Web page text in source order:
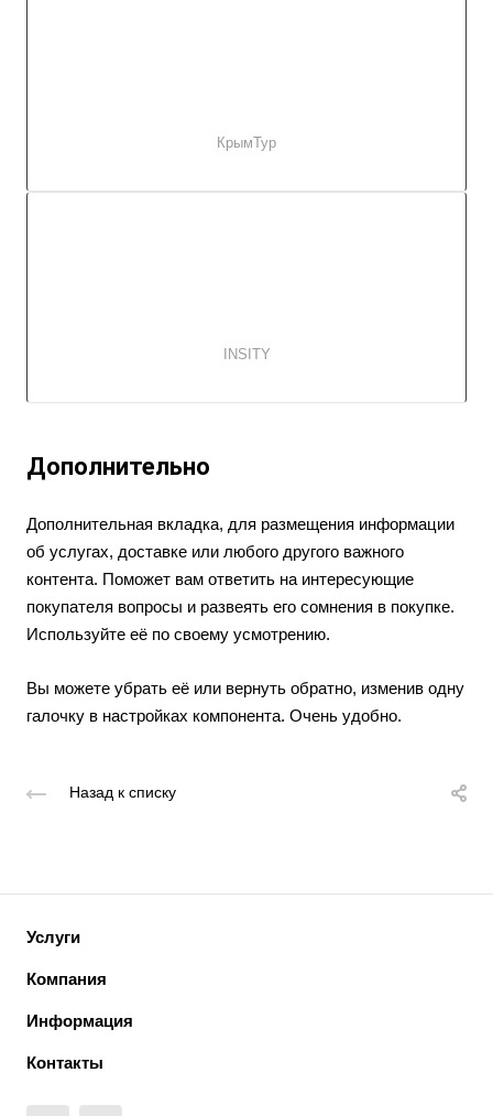
КрымТур
INSITY
Дополнительно
Дополнительная вкладка, для размещения информации
об услугах, доставке или любого другого важного
контента. Поможет вам ответить на интересующие
покупателя вопросы и развеять его сомнения в покупке.
Используйте её по своему усмотрению.
Вы можете убрать её или вернуть обратно, изменив одну
галочку в настройках компонента. Очень удобно.
Назад к списку
Услуги
Компания
Информация
Контакты